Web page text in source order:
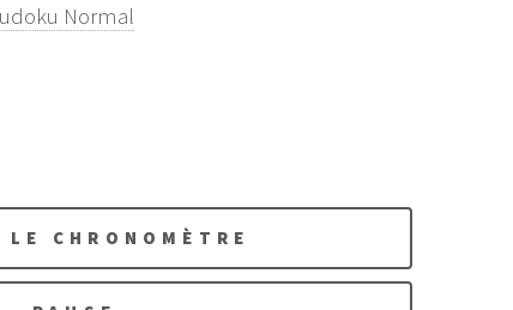
Normal
LE CHRONOMÈTRE